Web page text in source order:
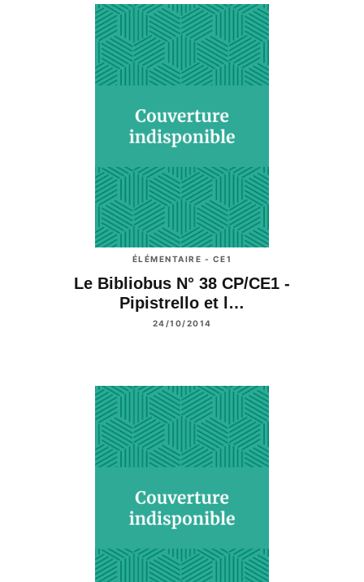
ÉLÉMENTAIRE - CE1
Le Bibliobus N° 38 CP/CE1 -
Pipistrello et l…
24/10/2014